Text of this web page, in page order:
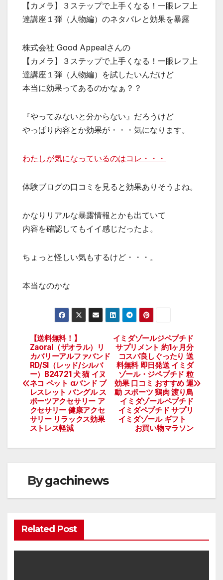
【カメラ】３ステップで上手くなる！一眼レフ上
達講座１弾（人物編）のネタバレと効果を暴露
株式会社 Good Appealさんの
【カメラ】３ステップで上手くなる！一眼レフ上
達講座１弾（人物編）を試したいんだけど
本当に効果ってあるのかなぁ？？
『やってみないと分からない』だろうけど
やっぱり内容とか効果が・・・気になります。
わたしが気になっているのはコレ・・・
体験ブログの口コミを見ると効果ありそうよね。
かなりリアルな暴露情報とかも出ていて
内容を確認してもイイ感じだったよ。
ちょっと怪しい気もするけど・・・。
本当なのかな
投
稿
ナ
ビ
ゲ
ー
ョ
イミダゾールジペプチド
サプリメント 約1ヶ月分
コスパ良しぐったり 送
料無料 即日発送 イミダ
ゾール・ジペプチド 粒
効果 口コミ おすすめ 運
動 スポーツ 鶏肉 渡り鳥
イミダゾールペプチド
イミダペプチド サプリ
イミダゾール ギフト
お買い物マラソン
【送料無料！】
Zaoral（ザオラル）リ
カバリーアルファバンド
RD/SI（レッド/シルバ
ー）B24721 犬 猫 イヌ
ネコ ペット αバンド ブ
レスレット バングル ス
ポーツアクセサリー ア
クセサリー 健康アクセ
サリー リラックス効果
ストレス軽減
Bygachinews
Related Post